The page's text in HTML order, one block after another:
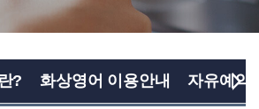
? 화상영어 이용안내 자유예약